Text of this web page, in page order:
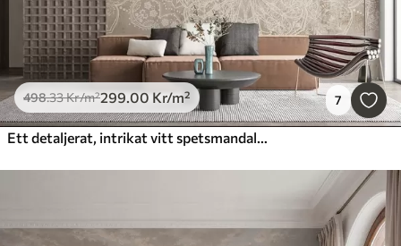
498.33Kr/m²299.00 Kr/m² 7
Ett detaljerat, intrikat vitt spetsmandalamönster på en strukturerad loft beige-brun väggbakgrund